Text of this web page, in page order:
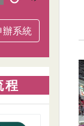
辦系統
程